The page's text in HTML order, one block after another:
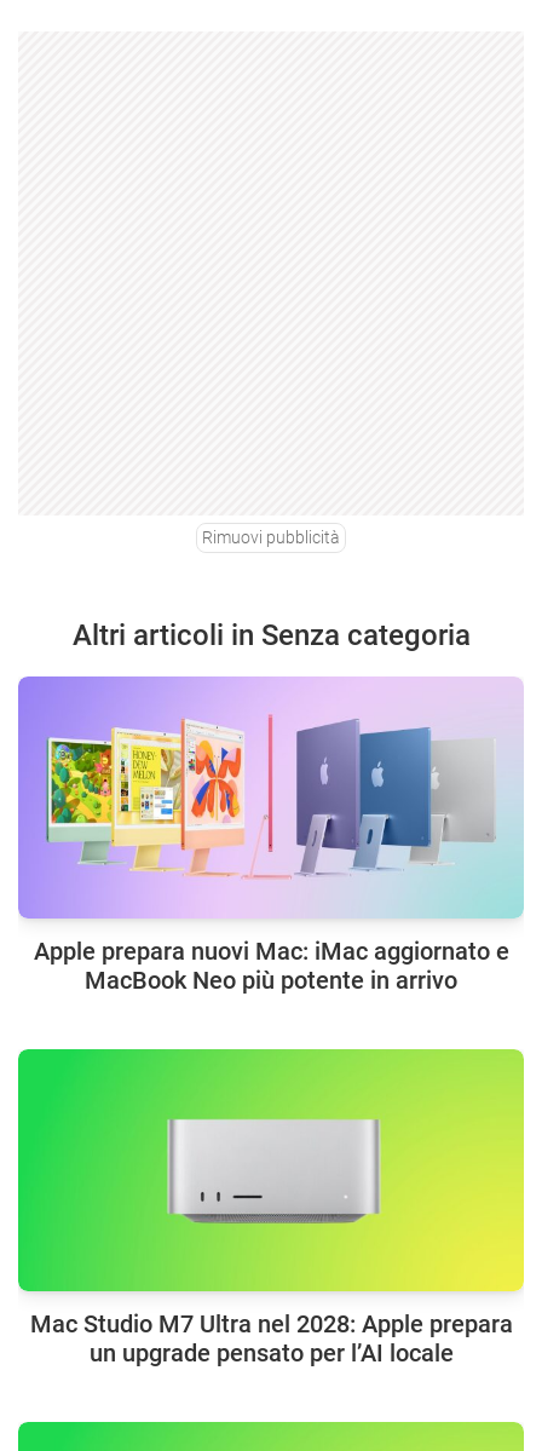
Rimuovi pubblicità
Altri articoli in Senza categoria
Apple prepara nuovi Mac: iMac aggiornato e
MacBook Neo più potente in arrivo
Mac Studio M7 Ultra nel 2028: Apple prepara
un upgrade pensato per l’AI locale